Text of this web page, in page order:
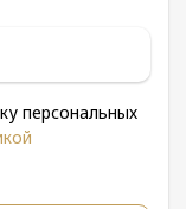
персональных